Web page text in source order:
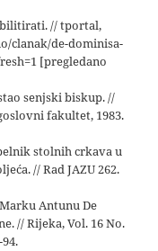
// tportal,
clanak/de-dominisa-
[pregledano
senjski biskup. //
fakultet, 1983.
stolnih crkava u
// Rad JAZU 262.
Antunu De
// Rijeka, Vol. 16 No.